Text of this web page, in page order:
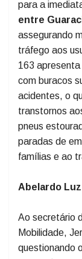
Ao
Lima, Padre
para a
entre
assegurando
tráfego aos
163 apresenta
com buracos
acidentes, o
transtornos
paradas de
Abelardo